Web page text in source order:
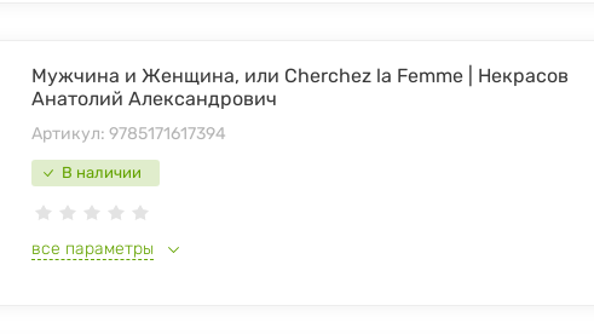
В наличии
Мужчина и Женщина, или Cherchez la Femme | Некрасов
Анатолий Александрович
Артикул: 9785171617394
все параметры